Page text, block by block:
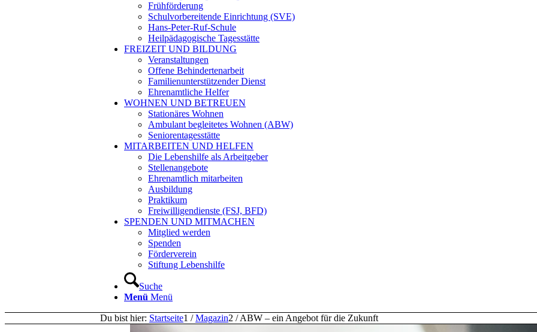
Frühförderung
Schulvorbereitende Einrichtung (SVE)
Hans-Peter-Ruf-Schule
Heilpädagogische Tagesstätte
FREIZEIT UND BILDUNG
Veranstaltungen
Offene Behindertenarbeit
Familienunterstützender Dienst
Ehrenamtliche Helfer
WOHNEN UND BETREUEN
Stationäres Wohnen
Ambulant begleitetes Wohnen (ABW)
Seniorentagesstätte
MITARBEITEN UND HELFEN
Die Lebenshilfe als Arbeitgeber
Stellenangebote
Ehrenamtlich mitarbeiten
Ausbildung
Praktikum
Freiwilligendienste (FSJ, BFD)
SPENDEN UND MITMACHEN
Mitglied werden
Spenden
Förderverein
Stiftung Lebenshilfe
Suche
Menü Menü
Du bist hier: Startseite1 / Magazin2 / ABW – ein Angebot für die Zukunft